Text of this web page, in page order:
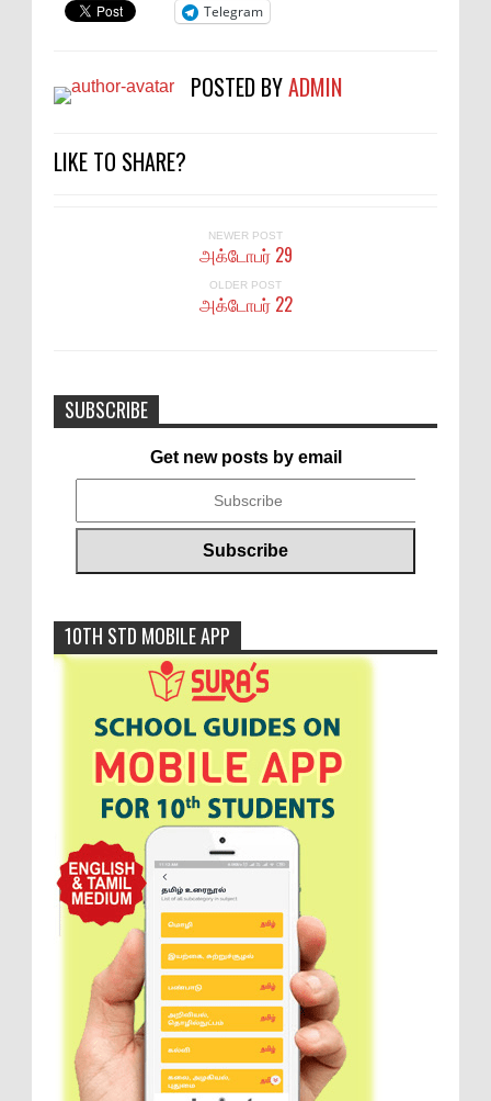
Telegram
POSTED BYADMIN
LIKE TO SHARE?
NEWER POST
அக்டோபர் 29
OLDER POST
அக்டோபர் 22
SUBSCRIBE
Get new posts by email
10TH STD MOBILE APP